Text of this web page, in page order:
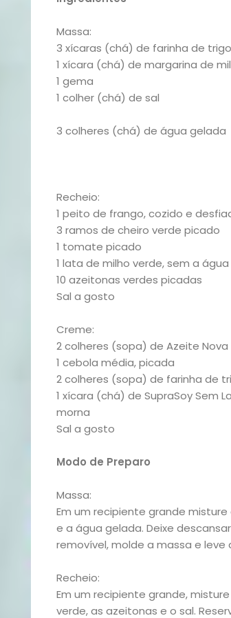
Pets
Receitas
Saúde
de
Vida
Sexualidade
Variedades
Buscar
Massa:
3 xícaras (chá) de farinha de trigo
1 xícara (chá) de margarina de
1 gema
1 colher (chá) de sal
3 colheres (chá) de água gelada
Recheio:
1 peito de frango, cozido e
3 ramos de cheiro verde picado
1 tomate picado
1 lata de milho verde, sem a água
10 azeitonas verdes picadas
Sal a gosto
Creme:
2 colheres (sopa) de Azeite Nova
1 cebola média, picada
2 colheres (sopa) de farinha de
1 xícara (chá) de SupraSoy Sem
morna
Sal a gosto
Modo de Preparo
Massa:
Em um recipiente grande
e a água gelada. Deixe
removível, molde a massa e
Recheio:
Em um recipiente grande,
verde, as azeitonas e o sal.